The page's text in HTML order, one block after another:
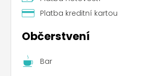
Platba kreditní kartou
Občerstvení
Bar